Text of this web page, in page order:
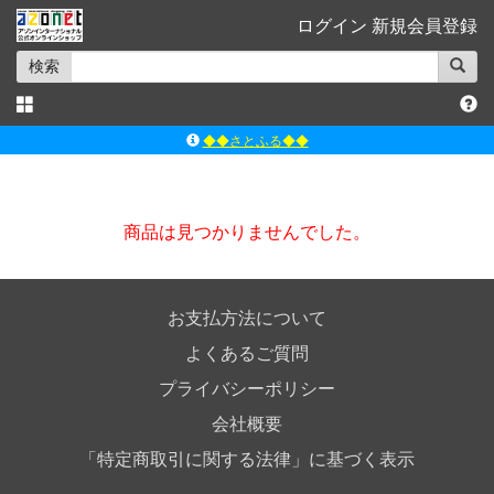
ログイン 新規会員登録
検索
◆◆さとふる◆◆
ｱｿﾞﾝｵﾝﾗｲﾝｼｮｯﾌﾟX
商品は見つかりませんでした。
お支払方法について
よくあるご質問
プライバシーポリシー
会社概要
「特定商取引に関する法律」に基づく表示